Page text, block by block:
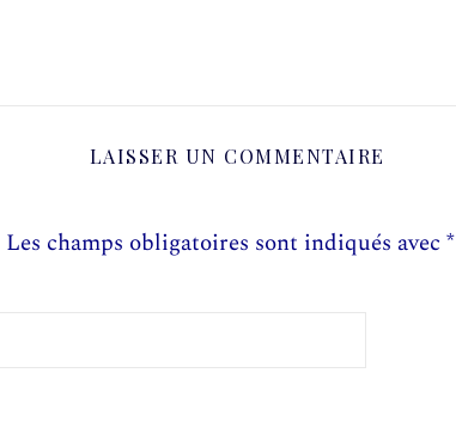
LAISSER UN COMMENTAIRE
Les champs obligatoires sont indiqués avec *